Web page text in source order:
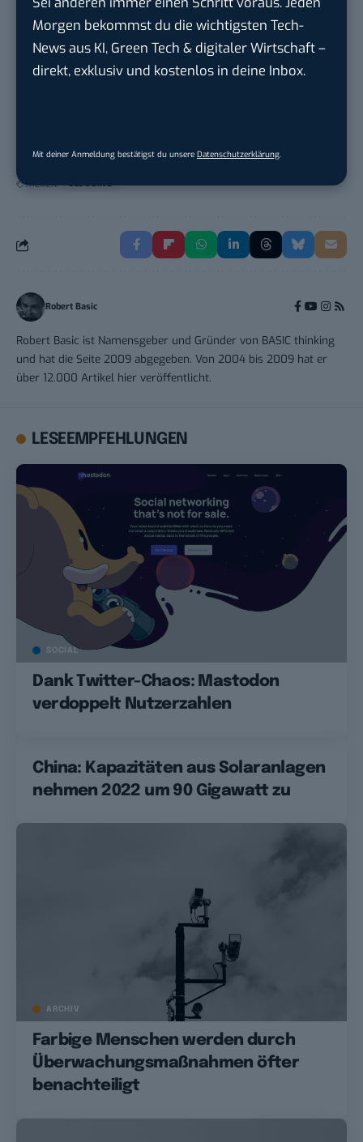
Morgen bekommst du die wichtigsten Tech-
News aus KI, Green Tech & digitaler Wirtschaft –
direkt, exklusiv und kostenlos in deine Inbox.
Mit deiner Anmeldung bestätigst du unsere Datenschutzerklärung
Endpoint Security Engineer – OT (f/m/x)
ZEISSinOberkochen (Baden-Württemberg),
THEMEN: BLOGGING
Robert Basic
Robert Basic ist Namensgeber und Gründer von BASIC thinking
und hat die Seite 2009 abgegeben. Von 2004 bis 2009 hat er
über 12.000 Artikel hier veröffentlicht.
LESEEMPFEHLUNGEN
SOCIAL
Dank Twitter-Chaos: Mastodon
verdoppelt Nutzerzahlen
China: Kapazitäten aus Solaranlagen
nehmen 2022 um 90 Gigawatt zu
ARCHIV
Farbige Menschen werden durch
Überwachungsmaßnahmen öfter
benachteiligt